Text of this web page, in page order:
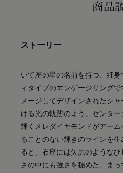
商品
ストーリー
いて座の星の名前を持つ、細
ィタイプのエンゲージリング
メージしてデザインされたシ
ける光の軌跡のよう。センタ
輝くメレダイヤモンドがアー
ることのない輝きのラインを
ると、石座には矢尻のような
さの中にも強さを秘めた、ま